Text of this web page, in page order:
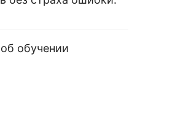
обучении